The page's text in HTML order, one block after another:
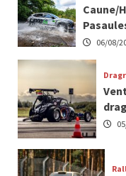
Caune/
06/08/